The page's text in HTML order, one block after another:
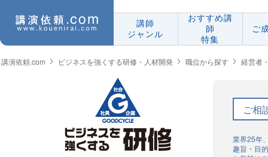
講師
ジャンル
おすすめ講
師
特集
ご
講演依頼.com ビジネスを強くする研修・人材開発 職位から探す 経営者
ご相
業界25年
趣旨・目